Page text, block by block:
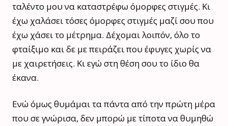
ταλέντο μου να καταστρέφω όμορφες στιγμές. Κι
έχω χαλάσει τόσες όμορφες στιγμές μαζί σου που
έχω χάσει το μέτρημα. Δέχομαι λοιπόν, όλο το
φταίξιμο και δε με πειράζει που έφυγες χωρίς να
με χαιρετήσεις. Κι εγώ στη θέση σου το ίδιο θα
έκανα.
Ενώ όμως θυμάμαι τα πάντα από την πρώτη μέρα
που σε γνώρισα, δεν μπορώ με τίποτα να θυμηθώ